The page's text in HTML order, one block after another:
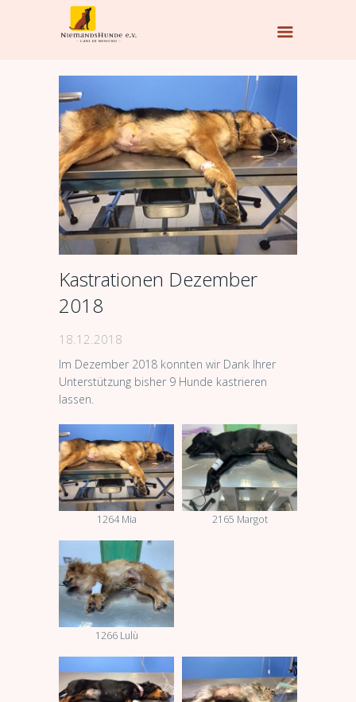
Kastrationen Dezember
2018
18.12.2018
Im Dezember 2018 konnten wir Dank Ihrer
Unterstützung bisher 9 Hunde kastrieren
lassen.
1264 Mia 2165 Margot
1266 Lulù